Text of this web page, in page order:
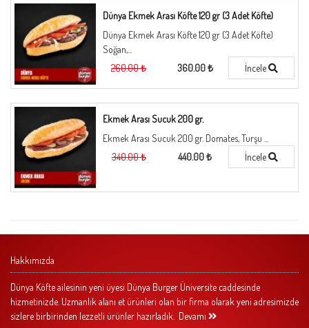
Dünya Ekmek Arası Köfte 120 gr (3 Adet Köfte)
Dünya Ekmek Arası Köfte 120 gr (3 Adet Köfte)
Soğan,...
İncele
360.00 ₺
260.00 ₺
Ekmek Arası Sucuk 200 gr.
Ekmek Arası Sucuk 200 gr. Domates, Turşu ...
İncele
440.00 ₺
340.00 ₺
Hakkımızda
Dünya Köfte ailesinin yeni üyesi Dünya Burger Üniversite caddesinde
hizmetinizde. Uzmanlık alanı et ürünleri olan bir firma olarak yeni adresimizde
sizlere birbirinden lezzetli ürünler hazırladık. Devamı